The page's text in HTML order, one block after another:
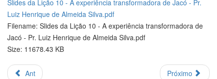
Slides da Lição 10 - A experiência transformadora de Jacó - Pr.
Luiz Henrique de Almeida Silva.pdf
Filename: Slides da Lição 10 - A experiência transformadora de
Jacó - Pr. Luiz Henrique de Almeida Silva.pdf
Size: 11678.43 KB
Ant Próximo